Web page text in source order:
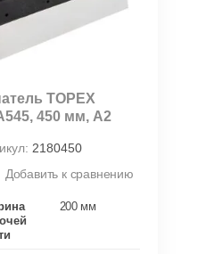
TОРЕХ
450 мм, А2
2180450
Добавить к сравнению
200 мм